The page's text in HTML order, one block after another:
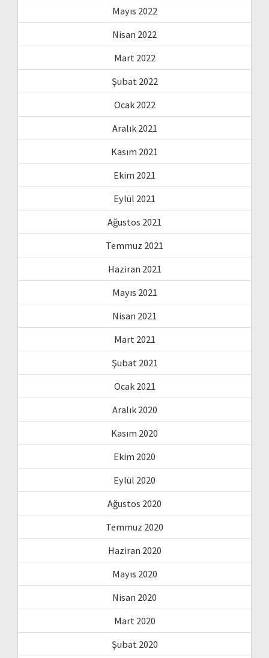
Mayıs 2022
Nisan 2022
Mart 2022
Şubat 2022
Ocak 2022
Aralık 2021
Kasım 2021
Ekim 2021
Eylül 2021
Ağustos 2021
Temmuz 2021
Haziran 2021
Mayıs 2021
Nisan 2021
Mart 2021
Şubat 2021
Ocak 2021
Aralık 2020
Kasım 2020
Ekim 2020
Eylül 2020
Ağustos 2020
Temmuz 2020
Haziran 2020
Mayıs 2020
Nisan 2020
Mart 2020
Şubat 2020